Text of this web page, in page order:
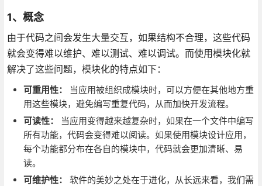
1、概念
由于代码之间会发生大量交互，如果结构不合理，这些代码
就会变得难以维护、难以测试、难以调试。而使用模块化就
解决了这些问题，模块化的特点如下：
可重用性：
当应用被组织成模块时，可以方便在其他地方重
用这些模块，避免编写重复代码，从而加快开发流程。
可读性：
当应用变得越来越复杂时，如果在一个文件中编写
所有功能，代码会变得难以阅读。如果使用模块设计应用，
每个功能都分布在各自的模块中，代码就会更加清晰、易
读。
可维护性：
软件的美妙之处在于进化，从长远来看，我们需